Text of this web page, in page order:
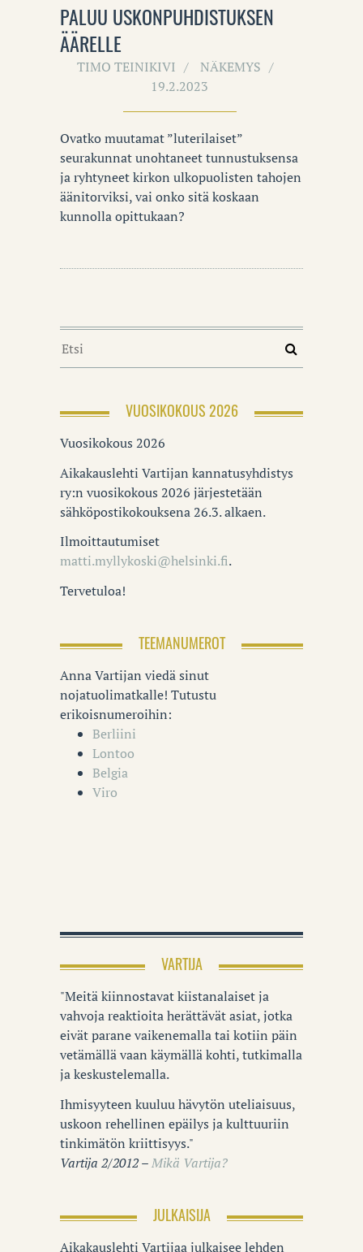
PALUU USKONPUHDISTUKSEN
ÄÄRELLE
TIMO TEINIKIVI
NÄKEMYS
19.2.2023
Ovatko muutamat ”luterilaiset”
seurakunnat unohtaneet tunnustuksensa
ja ryhtyneet kirkon ulkopuolisten tahojen
äänitorviksi, vai onko sitä koskaan
kunnolla opittukaan?
VUOSIKOKOUS 2026
Vuosikokous 2026
Aikakauslehti Vartijan kannatusyhdistys
ry:n vuosikokous 2026 järjestetään
sähköpostikokouksena 26.3. alkaen.
Ilmoittautumiset
matti.myllykoski@helsinki.fi.
Tervetuloa!
TEEMANUMEROT
Anna Vartijan viedä sinut
nojatuolimatkalle! Tutustu
erikoisnumeroihin:
Berliini
Lontoo
Belgia
Viro
VARTIJA
"Meitä kiinnostavat kiistanalaiset ja
vahvoja reaktioita herättävät asiat, jotka
eivät parane vaikenemalla tai kotiin päin
vetämällä vaan käymällä kohti, tutkimalla
ja keskustelemalla.
Ihmisyyteen kuuluu hävytön uteliaisuus,
uskoon rehellinen epäilys ja kulttuuriin
tinkimätön kriittisyys."
Vartija 2/2012 –Mikä Vartija?
JULKAISIJA
Aikakauslehti Vartijaa julkaisee lehden